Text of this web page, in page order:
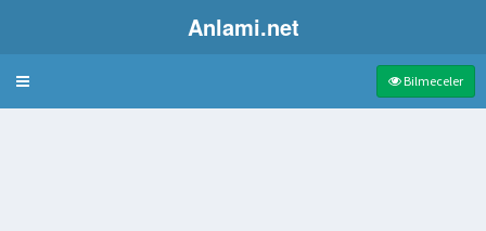
Anlami.net
Bulmaca Bilmeceler